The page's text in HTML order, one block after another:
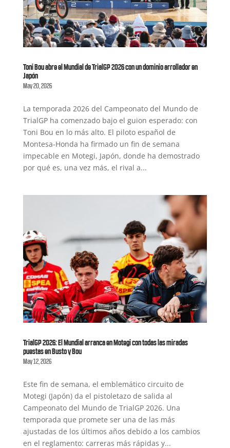
Toni Bou abre el Mundial de TrialGP 2026 con un dominio arrollador en
Japón
May 20, 2026
La temporada 2026 del Campeonato del Mundo de
TrialGP ha comenzado bajo el guion esperado: con
Toni Bou en lo más alto. El piloto español de
Montesa-Honda ha firmado un fin de semana
impecable en Motegi, Japón, donde ha demostrado
por qué es, una vez más, el rival a...
TrialGP 2026: El Mundial arranca en Motegi con todas las miradas
puestas en Busto y Bou
May 12, 2026
Este fin de semana, el emblemático circuito de
Motegi (Japón) da el pistoletazo de salida al
Campeonato del Mundo de TrialGP 2026. Una
temporada que promete ser una de las más
ajustadas de los últimos años debido a los cambios
en el reglamento: carreras más rápidas y...